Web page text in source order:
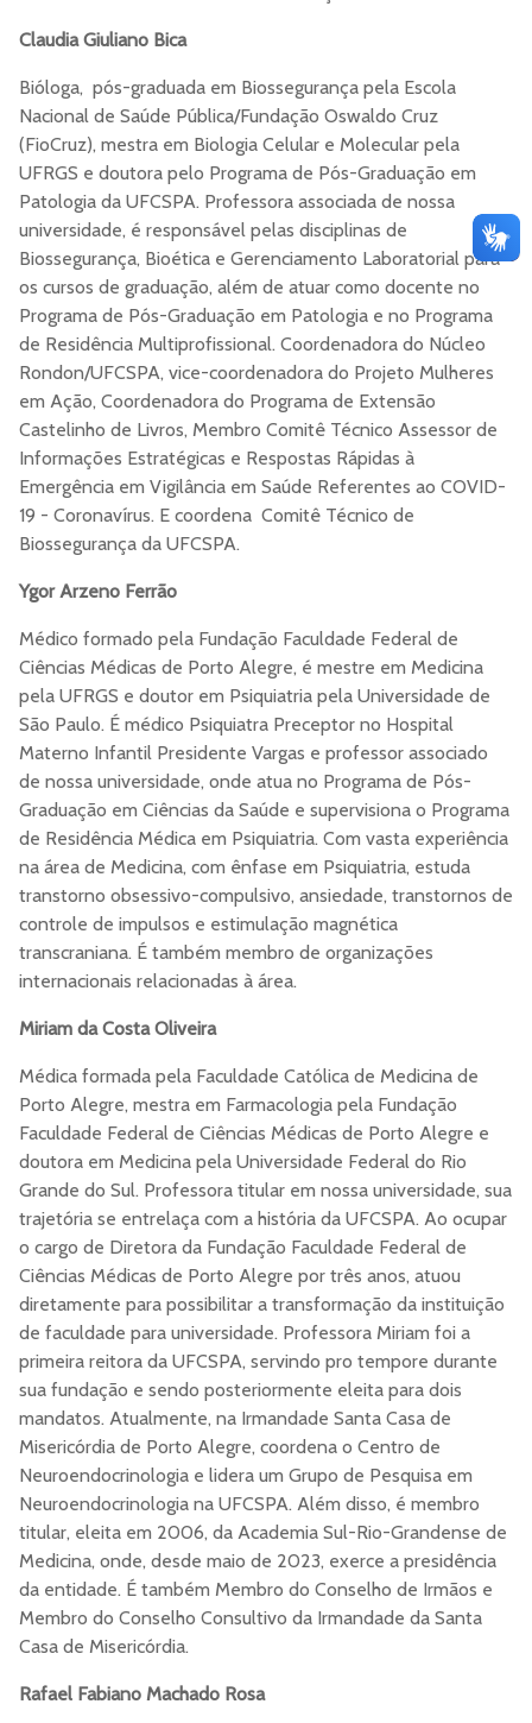
Claudia Giuliano Bica
Bióloga, pós-graduada em Biossegurança pela Escola
Nacional de Saúde Pública/Fundação Oswaldo Cruz
(FioCruz), mestra em Biologia Celular e Molecular pela
UFRGS e doutora pelo Programa de Pós-Graduação em
Patologia da UFCSPA. Professora associada de nossa
universidade, é responsável pelas disciplinas de
Biossegurança, Bioética e Gerenciamento Laboratorial para
os cursos de graduação, além de atuar como docente no
Programa de Pós-Graduação em Patologia e no Programa
de Residência Multiprofissional. Coordenadora do Núcleo
Rondon/UFCSPA, vice-coordenadora do Projeto Mulheres
em Ação, Coordenadora do Programa de Extensão
Castelinho de Livros, Membro Comitê Técnico Assessor de
Informações Estratégicas e Respostas Rápidas à
Emergência em Vigilância em Saúde Referentes ao COVID-
19 - Coronavírus. E coordena Comitê Técnico de
Biossegurança da UFCSPA.
Ygor Arzeno Ferrão
Médico formado pela Fundação Faculdade Federal de
Ciências Médicas de Porto Alegre, é mestre em Medicina
pela UFRGS e doutor em Psiquiatria pela Universidade de
São Paulo. É médico Psiquiatra Preceptor no Hospital
Materno Infantil Presidente Vargas e professor associado
de nossa universidade, onde atua no Programa de Pós-
Graduação em Ciências da Saúde e supervisiona o Programa
de Residência Médica em Psiquiatria. Com vasta experiência
na área de Medicina, com ênfase em Psiquiatria, estuda
transtorno obsessivo-compulsivo, ansiedade, transtornos de
controle de impulsos e estimulação magnética
transcraniana. É também membro de organizações
internacionais relacionadas à área.
Miriam da Costa Oliveira
Médica formada pela Faculdade Católica de Medicina de
Porto Alegre, mestra em Farmacologia pela Fundação
Faculdade Federal de Ciências Médicas de Porto Alegre e
doutora em Medicina pela Universidade Federal do Rio
Grande do Sul. Professora titular em nossa universidade, sua
trajetória se entrelaça com a história da UFCSPA. Ao ocupar
o cargo de Diretora da Fundação Faculdade Federal de
Ciências Médicas de Porto Alegre por três anos, atuou
diretamente para possibilitar a transformação da instituição
de faculdade para universidade. Professora Miriam foi a
primeira reitora da UFCSPA, servindo pro tempore durante
sua fundação e sendo posteriormente eleita para dois
mandatos. Atualmente, na Irmandade Santa Casa de
Misericórdia de Porto Alegre, coordena o Centro de
Neuroendocrinologia e lidera um Grupo de Pesquisa em
Neuroendocrinologia na UFCSPA. Além disso, é membro
titular, eleita em 2006, da Academia Sul-Rio-Grandense de
Medicina, onde, desde maio de 2023, exerce a presidência
da entidade. É também Membro do Conselho de Irmãos e
Membro do Conselho Consultivo da Irmandade da Santa
Casa de Misericórdia.
Rafael Fabiano Machado Rosa